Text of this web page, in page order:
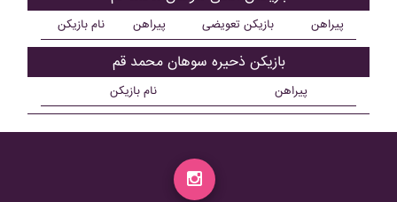
نام بازیکن پیراهن بازیکن تعویضی پیراهن
بازیکن ذحیره سوهان محمد قم
نام بازیکن پیراهن